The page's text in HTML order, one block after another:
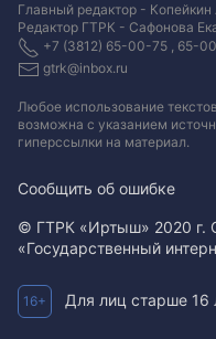
Главный редактор -
Редактор ГТРК - Сафонова
+7 (3812) 65-00-75 , 65-
gtrk@inbox.ru
Любое использование
возможна с указанием
гиперссылки на материал.
Сообщить об ошибке
© ГТРК «Иртыш» 2020 г.
«Государственный
16+ Для лиц старше 16